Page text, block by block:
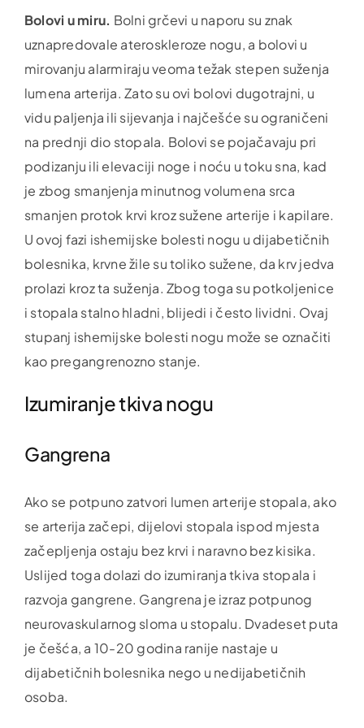
Bolovi u miru. Bolni grčevi u naporu su znak
uznapredovale ateroskleroze nogu, a bolovi u
mirovanju alarmiraju veoma težak stepen suženja
lumena arterija. Zato su ovi bolovi dugotrajni, u
vidu paljenja ili sijevanja i najčešće su ograničeni
na prednji dio stopala. Bolovi se pojačavaju pri
podizanju ili elevaciji noge i noću u toku sna, kad
je zbog smanjenja minutnog volumena srca
smanjen protok krvi kroz sužene arterije i kapilare.
U ovoj fazi ishemijske bolesti nogu u dijabetičnih
bolesnika, krvne žile su toliko sužene, da krv jedva
prolazi kroz ta suženja. Zbog toga su potkoljenice
i stopala stalno hladni, blijedi i često lividni. Ovaj
stupanj ishemijske bolesti nogu može se označiti
kao pregangrenozno stanje.
Izumiranje tkiva nogu
Gangrena
Ako se potpuno zatvori lumen arterije stopala, ako
se arterija začepi, dijelovi stopala ispod mjesta
začepljenja ostaju bez krvi i naravno bez kisika.
Uslijed toga dolazi do izumiranja tkiva stopala i
razvoja gangrene. Gangrena je izraz potpunog
neurovaskularnog sloma u stopalu. Dvadeset puta
je češća, a 10-20 godina ranije nastaje u
dijabetičnih bolesnika nego u nedijabetičnih
osoba.